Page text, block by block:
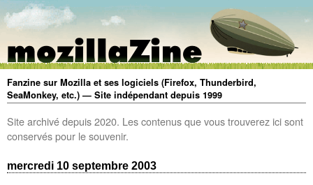
Fanzine sur Mozilla et ses logiciels (Firefox, Thunderbird,
SeaMonkey, etc.) — Site indépendant depuis 1999
Site archivé depuis 2020. Les contenus que vous trouverez ici sont
conservés pour le souvenir.
mercredi 10 septembre 2003